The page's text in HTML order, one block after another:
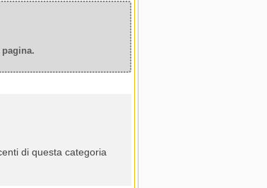
di questa categoria